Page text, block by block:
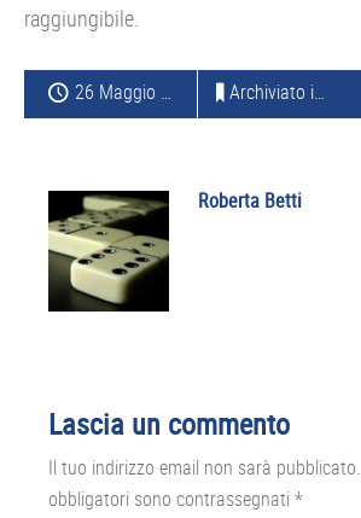
raggiungibile.
26 Maggio 2015 Archiviato in:
Roberta Betti
Interazioni
del
lettore
Lascia un commento
Il tuo indirizzo email non sarà pubblicato.
obbligatori sono contrassegnati *